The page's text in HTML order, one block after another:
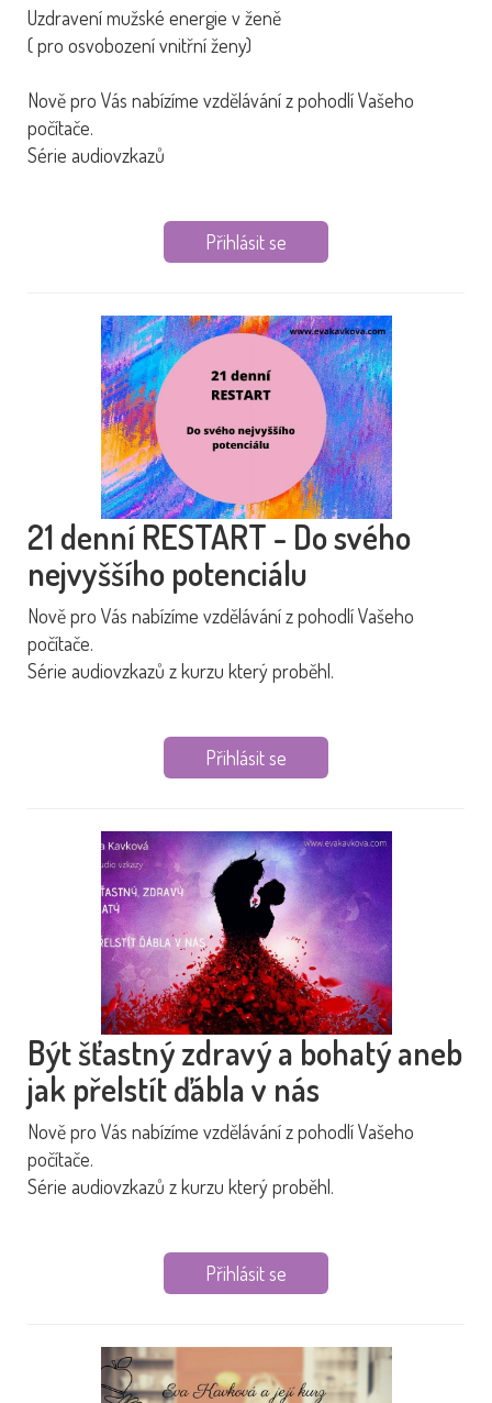
Uzdravení mužské energie v ženě
( pro osvobození vnitřní ženy)
Nově pro Vás nabízíme vzdělávání z pohodlí Vašeho
počítače.
Série audiovzkazů
Přihlásit se
21 denní RESTART - Do svého
nejvyššího potenciálu
Nově pro Vás nabízíme vzdělávání z pohodlí Vašeho
počítače.
Série audiovzkazů z kurzu který proběhl.
Přihlásit se
Být šťastný zdravý a bohatý aneb
jak přelstít ďábla v nás
Nově pro Vás nabízíme vzdělávání z pohodlí Vašeho
počítače.
Série audiovzkazů z kurzu který proběhl.
Přihlásit se